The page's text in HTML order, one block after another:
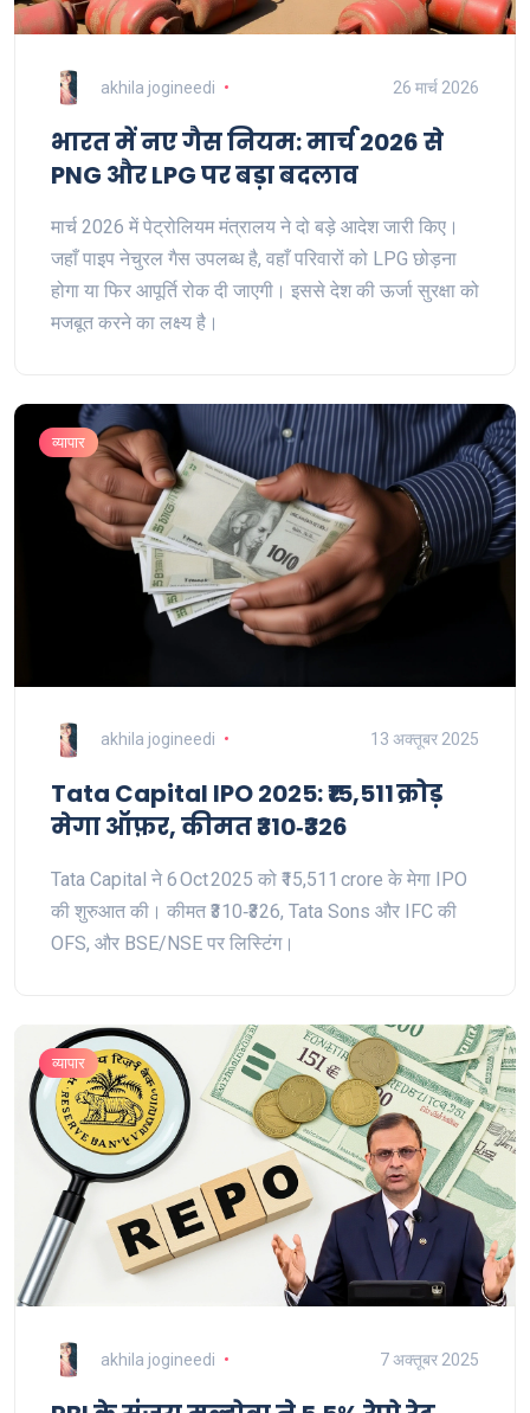
akhila jogineedi 26 मार्च 2026
भारत में नए गैस नियम: मार्च 2026 से
PNG और LPG पर बड़ा बदलाव
मार्च 2026 में पेट्रोलियम मंत्रालय ने दो बड़े आदेश जारी किए।
जहाँ पाइप नेचुरल गैस उपलब्ध है, वहाँ परिवारों को LPG छोड़ना
होगा या फिर आपूर्ति रोक दी जाएगी। इससे देश की ऊर्जा सुरक्षा को
मजबूत करने का लक्ष्य है।
व्यापार
akhila jogineedi 13 अक्तूबर 2025
Tata Capital IPO 2025: ₹15,511 क्रोड़
मेगा ऑफ़र, कीमत ₹310‑₹326
Tata Capital ने 6 Oct 2025 को ₹15,511 crore के मेगा IPO
की शुरुआत की। कीमत ₹310‑₹326, Tata Sons और IFC की
OFS, और BSE/NSE पर लिस्टिंग।
व्यापार
akhila jogineedi 7 अक्तूबर 2025